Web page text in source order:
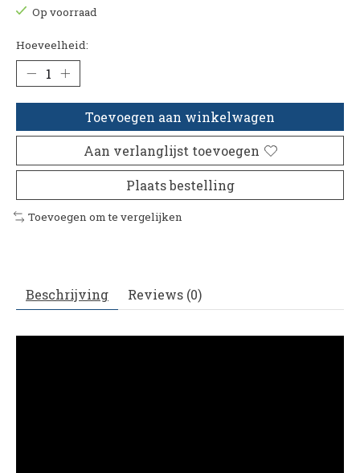
Op voorraad
Hoeveelheid:
Toevoegen aan winkelwagen
Aan verlanglijst toevoegen
Plaats bestelling
Toevoegen om te vergelijken
Beschrijving Reviews (0)